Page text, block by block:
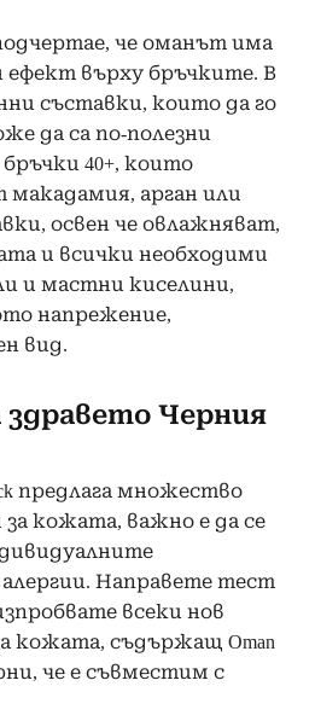
че оманът има
ефект върху бръчките. В
съставки, които да го
да са по-полезни
40+, които
арган или
освен че овлажняват,
и всички необходими
и мастни киселини,
напрежение,
вид.
здравето Черния
предлага множество
кожата, важно е да се
Направете тест
всеки нов
кожата, съдържащ Oman
че е съвместим с